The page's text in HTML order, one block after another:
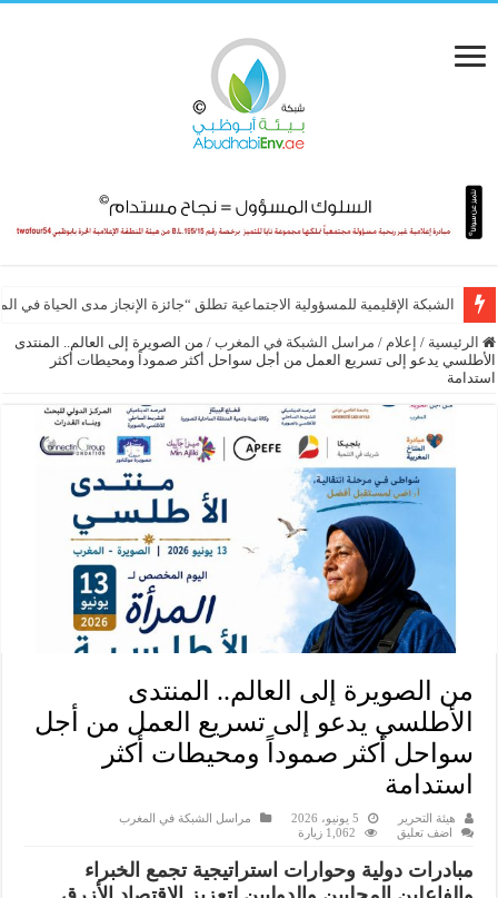
الشبكة الإقليمية للمسؤولية الاجتماعية تطلق “جائزة الإنجاز مدى الحياة في
الرئيسية / إعلام / مراسل الشبكة في المغرب / من الصويرة إلى العالم.. المنتدى
الأطلسي يدعو إلى تسريع العمل من أجل سواحل أكثر صموداً ومحيطات أكثر
استدامة
من الصويرة إلى العالم.. المنتدى
الأطلسي يدعو إلى تسريع العمل من أجل
سواحل أكثر صموداً ومحيطات أكثر
استدامة
هيئة التحرير 5 يونيو، 2026
مراسل الشبكة في المغرب
اضف تعليق
1,062 زيارة
مبادرات دولية وحوارات استراتيجية تجمع الخبراء